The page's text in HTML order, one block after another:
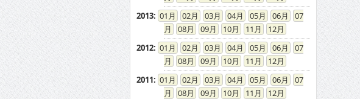
2013: 01 02 03 04 05 06
07
08
09 10 11
12
2012: 01 02 03 04 05 06
07
08
09 10 11
12
2011: 01 02 03 04 05 06
07
08
09 10 11
12